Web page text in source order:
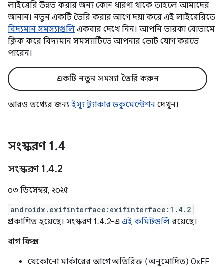
লাইব্রেরি উন্নত করার জন্য কোন ধারণা থাকে তাহলে আমাদের
জানান। নতুন একটি তৈরি করার আগে দয়া করে এই লাইব্রেরিতে
বিদ্যমান সমস্যাগুলি একবার দেখে নিন। আপনি তারকা বোতামে
ক্লিক করে বিদ্যমান সমস্যাটিতে আপনার ভোট যোগ করতে
পারেন।
একটি নতুন সমস্যা তৈরি করুন
আরও তথ্যের জন্য ইস্যু ট্র্যাকার ডকুমেন্টেশন দেখুন।
সংস্করণ 1.4
সংস্করণ 1.4.2
০৩ ডিসেম্বর, ২০২৫
androidx.exifinterface:exifinterface:1.4.2
প্রকাশিত হয়েছে। সংস্করণ 1.4.2-এ এই কমিটগুলি রয়েছে।
বাগ ফিক্স
যেকোনো মার্কারের আগে অতিরিক্ত (অনুমোদিত) 0xFF